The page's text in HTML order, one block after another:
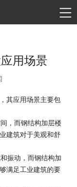
用场景
其应用场景主要包
，而钢结构加层楼
建筑对于美观和舒
振动，而钢结构加
满足工业建筑的要